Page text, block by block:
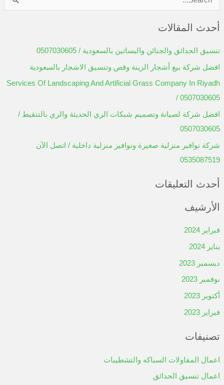
بأحدث المقالات
تنسيق الحدائق والجنائن والبساتين بالسعودية / 0507030605
افضل شركة بيع أشجار الزينة وقص وتنسيق الاشجار بالسعودية
Services Of Landscaping And Artificial Grass Company In Riyadh
/ 0507030605
افضل شركة لصيانة وتصميم شبكات الري الحديثة والري بالتنقيط /
0507030605
شركة نوافير منزلية صغيرة ونوافير منزلية داخلية / اتصل الآن
0535087519
أحدث التعليقات
الأرشيف
فبراير 2024
يناير 2024
ديسمبر 2023
نوفمبر 2023
أكتوبر 2023
فبراير 2023
تصنيفات
اعمال المقاولات السباكه والتشطيبات
اعمال تنسيق الحدائق